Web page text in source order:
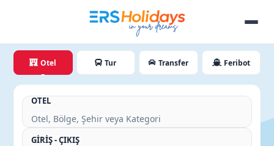
Otel Tur Transfer Feribot
OTEL
GİRİŞ - ÇIKIŞ